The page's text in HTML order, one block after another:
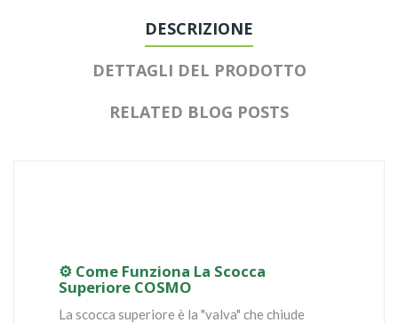
DESCRIZIONE
DETTAGLI DEL PRODOTTO
RELATED BLOG POSTS
⚙️ Come Funziona La Scocca
Superiore COSMO
La scocca superiore è la "valva" che chiude